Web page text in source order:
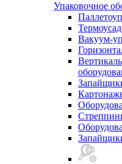
Упаковочное
Вакуум-